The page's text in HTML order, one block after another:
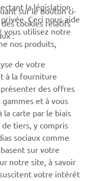
les événements
la législation
Ceci nous aide
vous utilisez notre
nos produits,
sur le bouton ci-
cookies relatifs
:
de votre
à la fourniture
présenter des offres
et à vous
la carte par le biais
tiers, y compris
sociaux comme
sur votre
notre site, à savoir
votre intérêt